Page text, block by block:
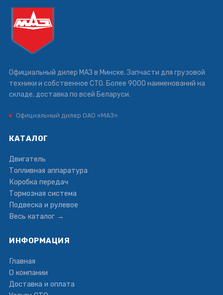
Официальный дилер МАЗ в Минске. Запчасти для грузовой
техники и собственное СТО. Более 9000 наименований на
складе, доставка по всей Беларуси.
Официальный дилер ОАО «МАЗ»
КАТАЛОГ
Двигатель
Топливная аппаратура
Коробка передач
Тормозная система
Подвеска и рулевое
Весь каталог →
ИНФОРМАЦИЯ
Главная
О компании
Доставка и оплата